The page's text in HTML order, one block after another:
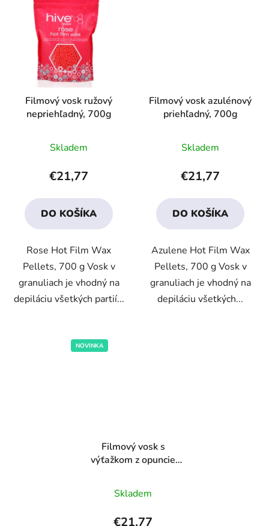
Filmový vosk ružový
nepriehľadný, 700g
hodnotenie
produktu
je
4,6
z
hviezdičiek.
Skladem
€21,77
DO KOŠÍKA
Rose Hot Film Wax
Pellets, 700 g Vosk v
granuliach je vhodný na
depiláciu všetkých partií...
Filmový vosk azulénový
priehľadný, 700g
hodnotenie
produktu
je
4,2
z
hviezdičiek.
Skladem
€21,77
DO KOŠÍKA
Azulene Hot Film Wax
Pellets, 700 g Vosk v
granuliach je vhodný na
depiláciu všetkých...
NOVINKA
Filmový vosk s
výťažkom z opuncie
hodnotenie
produktu
Skladem
€21,77